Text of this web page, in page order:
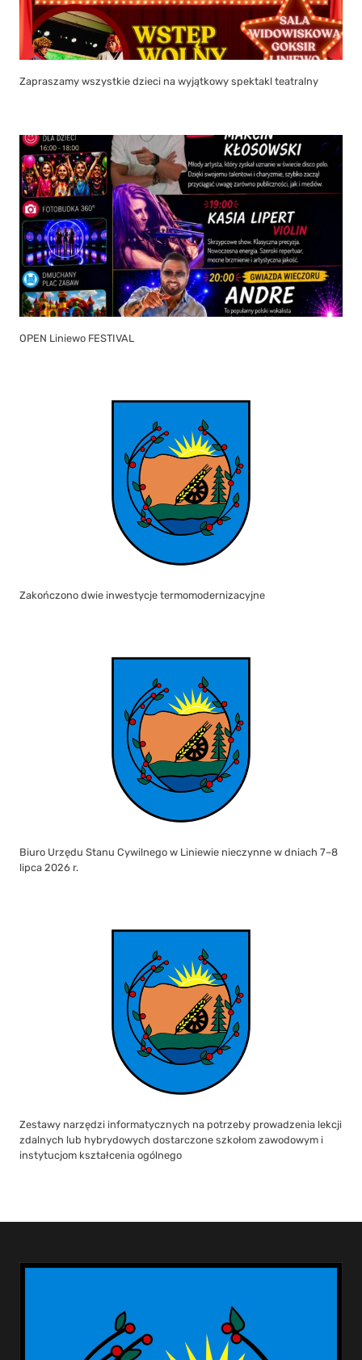
Zapraszamy wszystkie dzieci na wyjątkowy spektakl teatralny
OPEN Liniewo FESTIVAL
Zakończono dwie inwestycje termomodernizacyjne
Biuro Urzędu Stanu Cywilnego w Liniewie nieczynne w dniach 7–8
lipca 2026 r.
Zestawy narzędzi informatycznych na potrzeby prowadzenia lekcji
zdalnych lub hybrydowych dostarczone szkołom zawodowym i
instytucjom kształcenia ogólnego